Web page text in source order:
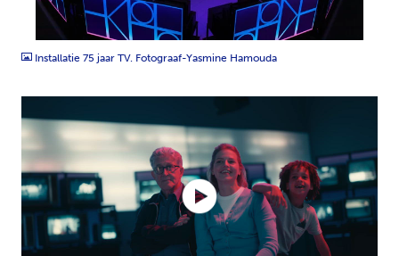
Installatie 75 jaar TV. Fotograaf-Yasmine Hamouda